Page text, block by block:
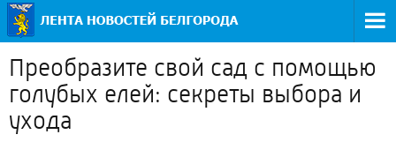
Преобразите свой сад с помощью
голубых елей: секреты выбора и
ухода